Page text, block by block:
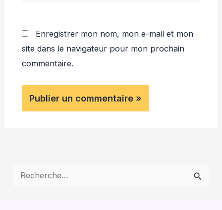
Enregistrer mon nom, mon e-mail et mon
site dans le navigateur pour mon prochain
commentaire.